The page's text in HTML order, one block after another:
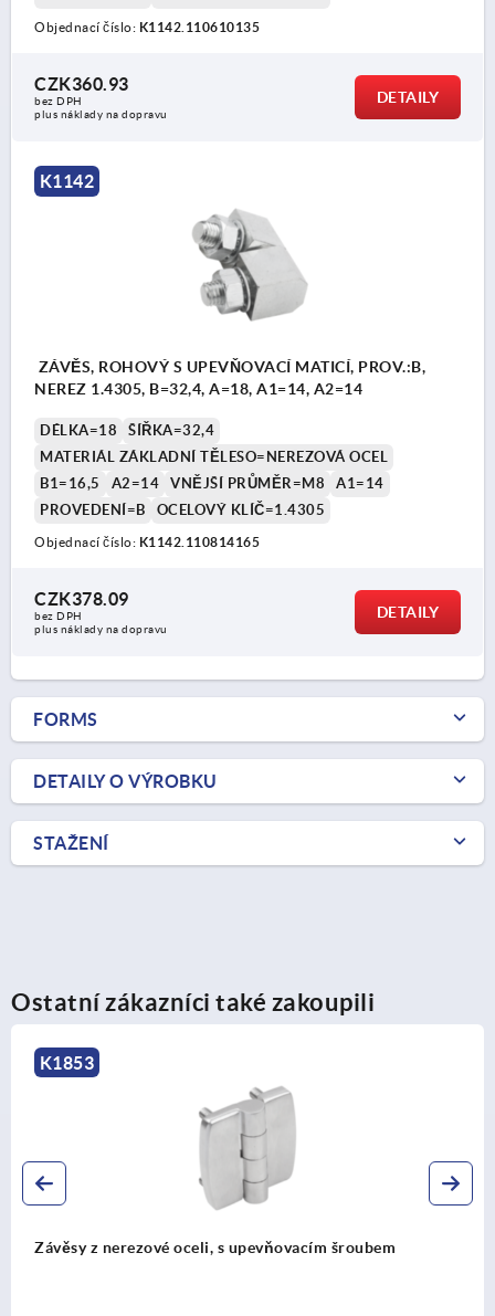
Objednací číslo: K1142.110610135
CZK360.93
bez DPH
plus náklady na dopravu
DETAILY
K1142
ZÁVĚS, ROHOVÝ S UPEVŇOVACÍ MATICÍ, PROV.:B,
NEREZ 1.4305, B=32,4, A=18, A1=14, A2=14
DÉLKA=18
ŠÍŘKA=32,4
MATERIÁL ZÁKLADNÍ TĚLESO=NEREZOVÁ OCEL
B1=16,5
A2=14 VNĚJŠÍ PRŮMĚR=M8
A1=14
PROVEDENÍ=B
OCELOVÝ KLÍČ=1.4305
Objednací číslo: K1142.110814165
CZK378.09
bez DPH
plus náklady na dopravu
DETAILY
FORMS
DETAILY O VÝROBKU
STAŽENÍ
Ostatní zákazníci také zakoupili
K1347
Šroubovací závěsy z oceli nebo nerezové oceli